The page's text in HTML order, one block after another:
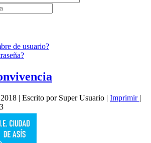
de usuario?
| Escrito por Super Usuario | Imprimir |